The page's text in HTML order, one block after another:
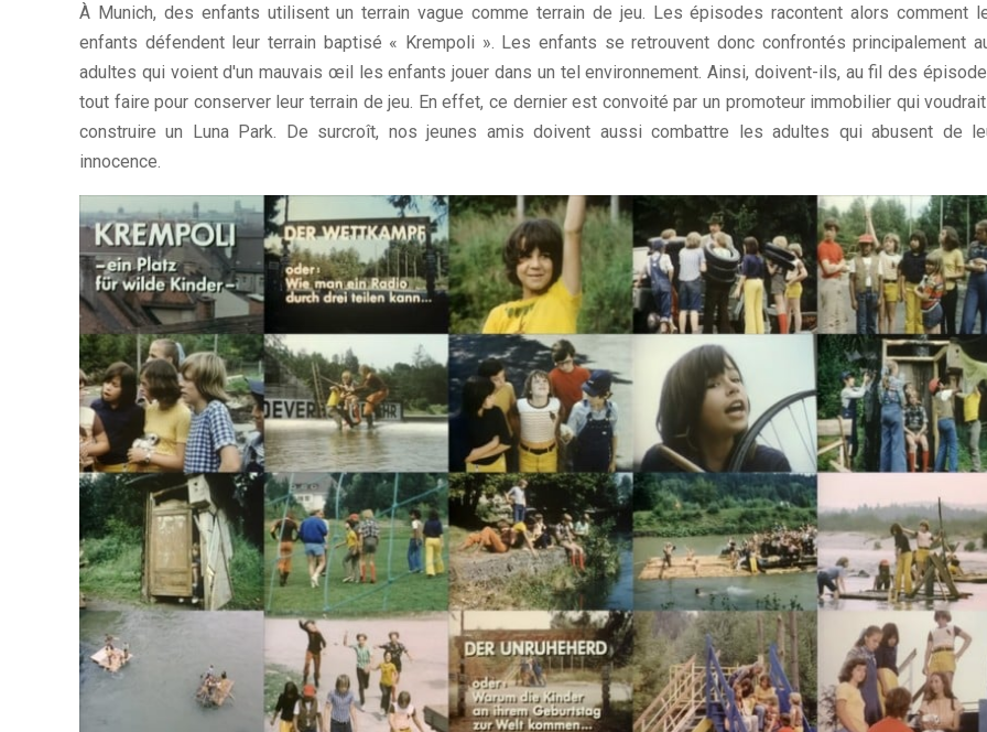
À Munich, des enfants utilisent un terrain vague comme terrain de jeu. Les épisodes racontent alors comment
enfants défendent leur terrain baptisé « Krempoli ». Les enfants se retrouvent donc confrontés principalement
adultes qui voient d'un mauvais œil les enfants jouer dans un tel environnement. Ainsi, doivent-ils, au fil des
tout faire pour conserver leur terrain de jeu. En effet, ce dernier est convoité par un promoteur immobilier qui
construire un Luna Park. De surcroît, nos jeunes amis doivent aussi combattre les adultes qui abusent de
innocence.